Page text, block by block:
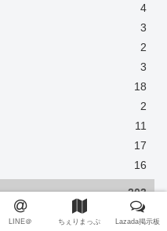
4
3
2
3
18
2
11
17
16
203
10
LINE＠ ちぇりまっぷ Lazada掲示板